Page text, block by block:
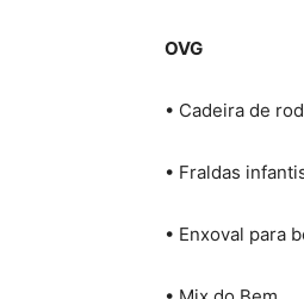
OVG
• Cadeira de
• Fraldas
• Enxoval para